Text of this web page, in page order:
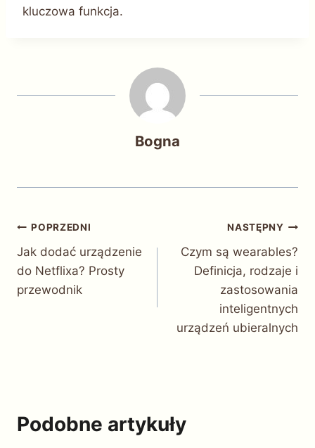
kluczowa funkcja.
Bogna
Nawigacja
wpisu
POPRZEDNI
Jak dodać urządzenie
do Netflixa? Prosty
przewodnik
NASTĘPNY
Czym są wearables?
Definicja, rodzaje i
zastosowania
inteligentnych
urządzeń ubieralnych
Podobne artykuły